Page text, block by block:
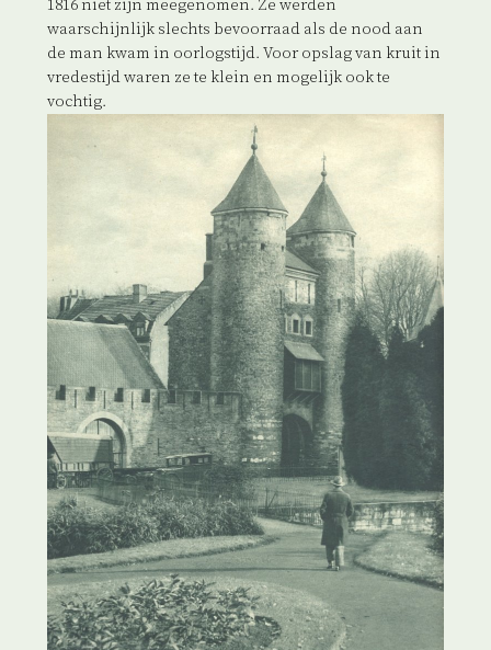
1816 niet zijn meegenomen. Ze werden
waarschijnlijk slechts bevoorraad als de nood aan
de man kwam in oorlogstijd. Voor opslag van kruit in
vredestijd waren ze te klein en mogelijk ook te
vochtig.